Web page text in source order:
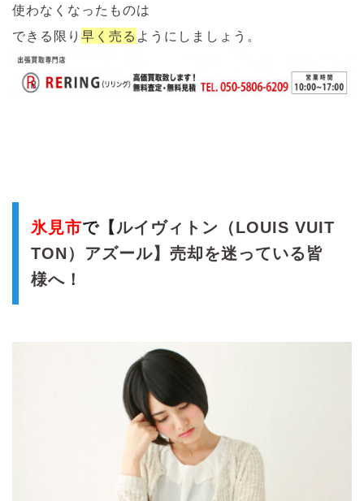
使わなくなったものは
できる限り 早く売る ようにしましょう。
氷見市で【 ルイヴィトン（LOUIS VUIT
TON）アズール】売却を迷っている皆
様へ！